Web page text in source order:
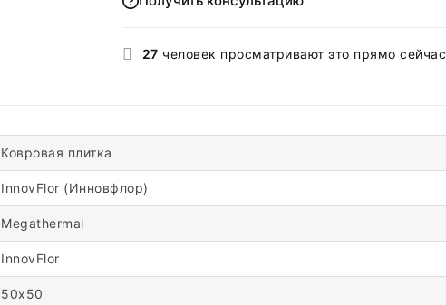
27 человек просматривают это прямо сейчас
Ковровая плитка
InnovFlor (Инновфлор)
Megathermal
InnovFlor
50х50